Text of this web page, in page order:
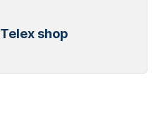
Telex shop